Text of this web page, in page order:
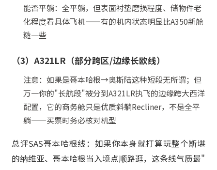
能否平躺：全平躺，但表面衬垫磨损程度、储物件老
化程度看具体飞机——有的机内状态明显比A350新舱
糙一些
（3）A321LR（部分跨区/边缘长欧线）
注意：如果是哥本哈根→奥斯陆这种短段无所谓；但
万一你的"长航段"被分到A321LR执飞的边缘跨大西洋
配置，它的商务舱只是优质斜躺Recliner，不是全平
躺——买票时务必核对机型
总评SAS哥本哈根线：如果你本身就打算玩整个斯堪
的纳维亚、哥本哈根当入境点顺路逛，这条线气质最"